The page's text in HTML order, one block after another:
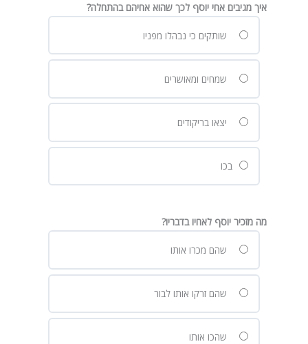
איך מגיבים אחי יוסף לכך שהוא אחיהם בהתחלה?
שותקים כי נבהלו מפניו
שמחים ומאושרים
יצאו בריקודים
בכו
מה מזכיר יוסף לאחיו בדבריו?
שהם מכרו אותו
שהם זרקו אותו לבור
שהכו אותו